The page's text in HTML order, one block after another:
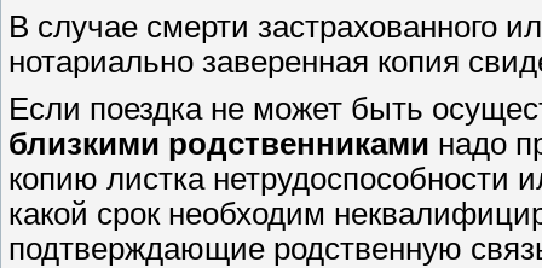
В случае смерти застрахованного
нотариально заверенная копия
Если поездка не может быть
близкими родственниками надо
копию листка нетрудоспособности
какой срок необходим
подтверждающие родственную